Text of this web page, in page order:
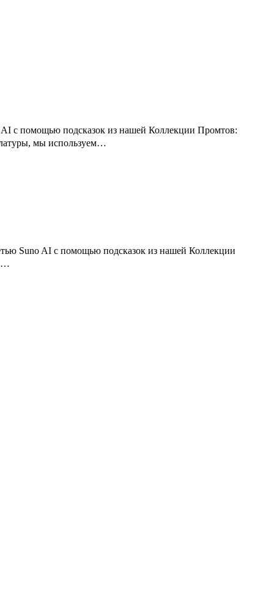
AI с помощью подсказок из нашей Коллекции Промтов:
мы используем…
Suno AI с помощью подсказок из нашей Коллекции